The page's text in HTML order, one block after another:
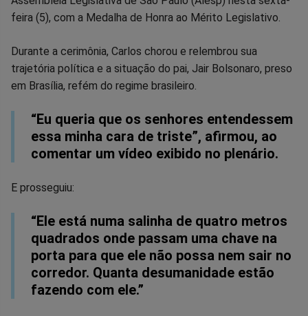
no
Facebook
no
Whatsapp
no
Twitter
no
Messenger
no
Telegram
no
Gettr
feira (5), com a Medalha de Honra ao Mérito Legislativo.
Durante a cerimônia, Carlos chorou e relembrou sua
trajetória política e a situação do pai, Jair Bolsonaro, preso
em Brasília, refém do regime brasileiro.
“Eu queria que os senhores entendessem
essa minha cara de triste”, afirmou, ao
comentar um vídeo exibido no plenário.
E prosseguiu:
“Ele está numa salinha de quatro metros
quadrados onde passam uma chave na
porta para que ele não possa nem sair no
corredor. Quanta desumanidade estão
fazendo com ele.”